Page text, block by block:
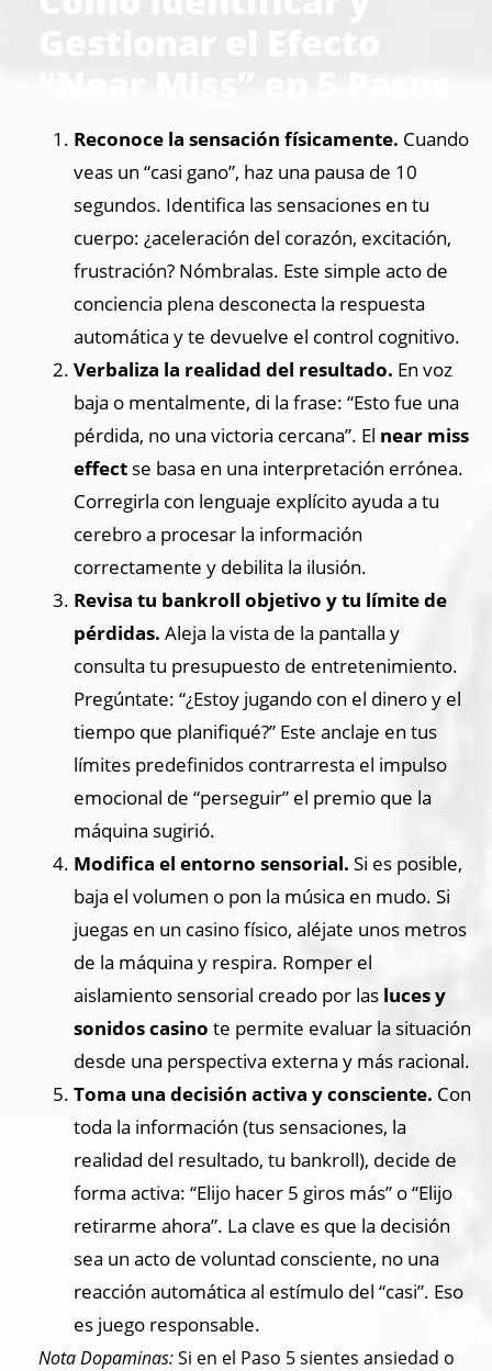
Reconoce la sensación físicamente. Cuando
veas un “casi gano”, haz una pausa de 10
segundos. Identifica las sensaciones en tu
cuerpo: ¿aceleración del corazón, excitación,
frustración? Nómbralas. Este simple acto de
conciencia plena desconecta la respuesta
automática y te devuelve el control cognitivo.
Verbaliza la realidad del resultado. En voz
baja o mentalmente, di la frase: “Esto fue una
pérdida, no una victoria cercana”. El near miss
effect se basa en una interpretación errónea.
Corregirla con lenguaje explícito ayuda a tu
cerebro a procesar la información
correctamente y debilita la ilusión.
Revisa tu bankroll objetivo y tu límite de
pérdidas. Aleja la vista de la pantalla y
consulta tu presupuesto de entretenimiento.
Pregúntate: “¿Estoy jugando con el dinero y el
tiempo que planifiqué?” Este anclaje en tus
límites predefinidos contrarresta el impulso
emocional de “perseguir” el premio que la
máquina sugirió.
Modifica el entorno sensorial. Si es posible,
baja el volumen o pon la música en mudo. Si
juegas en un casino físico, aléjate unos metros
de la máquina y respira. Romper el
aislamiento sensorial creado por las luces y
sonidos casino te permite evaluar la situación
desde una perspectiva externa y más racional.
Toma una decisión activa y consciente. Con
toda la información (tus sensaciones, la
realidad del resultado, tu bankroll), decide de
forma activa: “Elijo hacer 5 giros más” o “Elijo
retirarme ahora”. La clave es que la decisión
sea un acto de voluntad consciente, no una
reacción automática al estímulo del “casi”. Eso
es juego responsable.
Nota Dopaminas:Si en el Paso 5 sientes ansiedad o